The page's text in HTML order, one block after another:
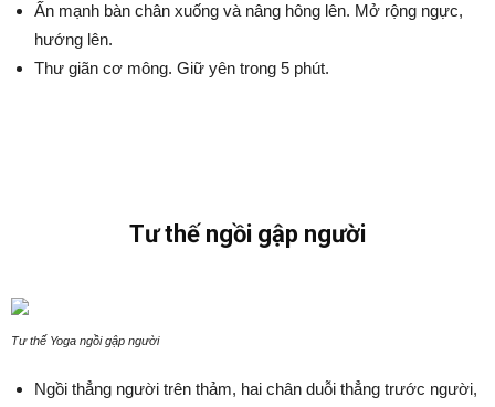
Ấn mạnh bàn chân xuống và nâng hông lên. Mở rộng ngực,
hướng lên.
Thư giãn cơ mông. Giữ yên trong 5 phút.
Tư thế ngồi gập người
Tư thế Yoga ngồi gập người
Ngồi thẳng người trên thảm, hai chân duỗi thẳng trước người,